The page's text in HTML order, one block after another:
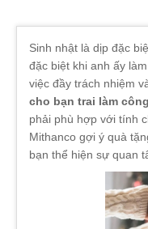
Sinh nhật là dịp đặc
đặc biệt khi anh ấy
việc đầy trách nhiệm
cho bạn trai làm
phải phù hợp với tính
Mithanco gợi ý quà
bạn thể hiện sự quan